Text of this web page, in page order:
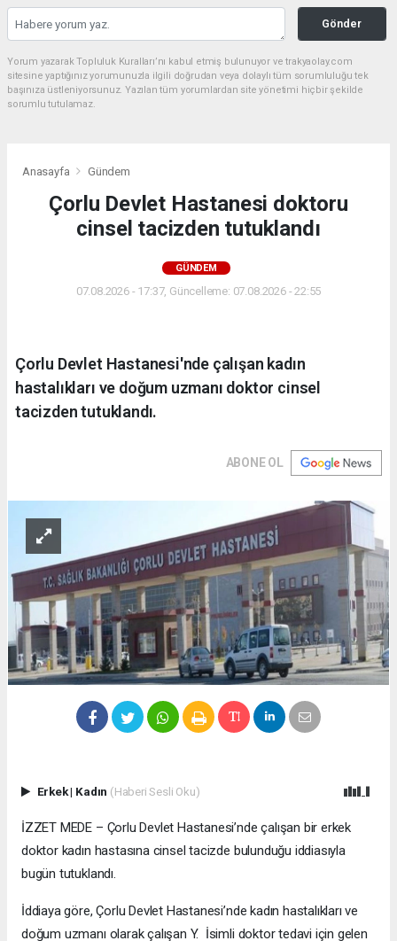
Gönder
Yorum yazarak Topluluk Kuralları’nı kabul etmiş bulunuyor ve trakyaolay.com
sitesine yaptığınız yorumunuzla ilgili doğrudan veya dolaylı tüm sorumluluğu tek
başınıza üstleniyorsunuz. Yazılan tüm yorumlardan site yönetimi hiçbir şekilde
sorumlu tutulamaz.
Anasayfa Gündem
Çorlu Devlet Hastanesi doktoru
cinsel tacizden tutuklandı
GÜNDEM
07.08.2026 - 17:37, Güncelleme: 07.08.2026 - 22:55
Çorlu Devlet Hastanesi'nde çalışan kadın
hastalıkları ve doğum uzmanı doktor cinsel
tacizden tutuklandı.
ABONE OL
Erkek| Kadın (Haberi Sesli Oku)
İZZET MEDE – Çorlu Devlet Hastanesi’nde çalışan bir erkek
doktor kadın hastasına cinsel tacizde bulunduğu iddiasıyla
bugün tutuklandı.
İddiaya göre, Çorlu Devlet Hastanesi’nde kadın hastalıkları ve
doğum uzmanı olarak çalışan Y. İsimli doktor tedavi için gelen